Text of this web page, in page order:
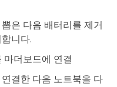
은 다음 배터리를 제거
니다.
마더보드에 연결
결한 다음 노트북을 다